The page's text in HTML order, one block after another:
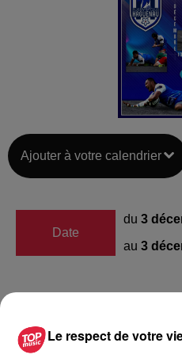
Ajouter à votre calendrier
Date
du 3
au 3
Parc
Le respect de votre